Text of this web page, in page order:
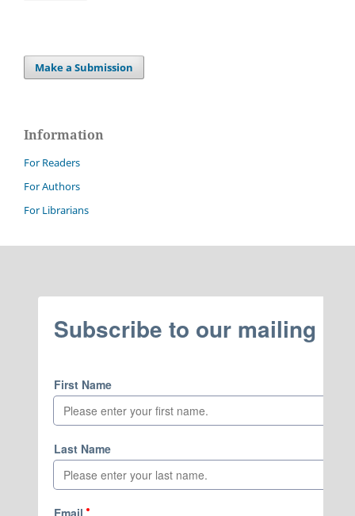
Make a Submission
Information
For Readers
For Authors
For Librarians